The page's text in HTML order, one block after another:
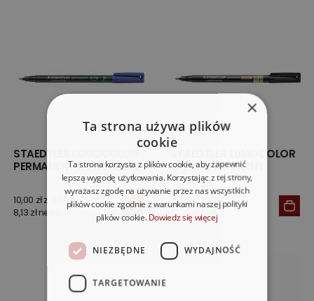
STAEDTLER LUMOCOLOR
PERMANENT F - NIEBIESKI
10,00 zł z VAT
8,13 zł netto
STAEDTLER LUMOCOLOR
SPECIAL F CZARNY
15,00 zł z VAT
12,20 zł netto
×
Ta strona używa plików
cookie
Ta strona korzysta z plików cookie, aby zapewnić
lepszą wygodę użytkowania. Korzystając z tej strony,
wyrażasz zgodę na używanie przez nas wszystkich
plików cookie zgodnie z warunkami naszej polityki
plików cookie. Dowiedz się więcej
NIEZBĘDNE WYDAJNOŚĆ
TARGETOWANIE